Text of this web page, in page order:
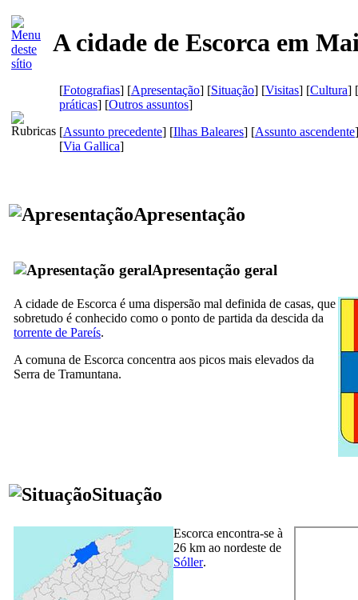
A cidade de Escorca em
[Fotografias] [Apresentação] [Situação] [Visitas] [Cultura] [
práticas] [Outros assuntos]
[Assunto precedente] [Ilhas Baleares] [Assunto ascendente
[Via Gallica]
Apresentação
Apresentação geral
A cidade de Escorca é uma dispersão mal definida de casas, que
sobretudo é conhecido como o ponto de partida da descida da
torrente de Pareís.
A comuna de Escorca concentra aos picos mais elevados da
Serra de Tramuntana.
Situação
Escorca encontra-se à
26 km ao nordeste de
Sóller.